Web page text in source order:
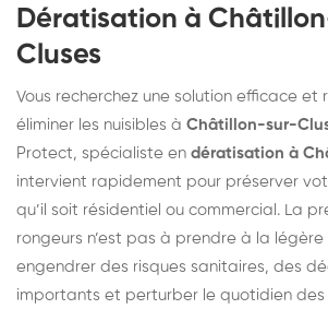
Dératisation à
Cluses
Vous recherchez une solution efficace et
éliminer les nuisibles à Châtillon-sur-
Protect, spécialiste en dératisation à
intervient rapidement pour préserver
qu’il soit résidentiel ou commercial. La
rongeurs n’est pas à prendre à la légère
engendrer des risques sanitaires, des
importants et perturber le quotidien